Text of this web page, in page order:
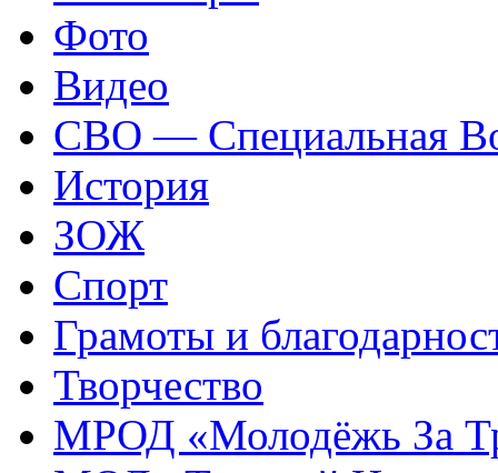
Фото
Видео
СВО — Специальная
История
ЗОЖ
Спорт
Грамоты и
Творчество
МРОД «Молодёжь За